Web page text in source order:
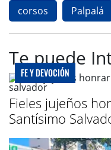
corsos Palpalá
Te puede
FE Y DEVOCIÓN
Fieles jujeños
Santísimo